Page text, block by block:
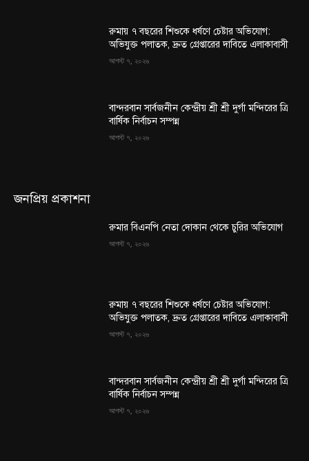
রুমায় ৭ বছরের শিশুকে ধর্ষণে চেষ্টার অভিযোগ:
অভিযুক্ত পলাতক, দ্রুত গ্রেপ্তারের দাবিতে এলাকাবাসী
আগস্ট ৭, ২০২৬
বান্দরবান সার্বজনীন কেন্দ্রীয় শ্রী শ্রী দুর্গা মন্দিরের ত্রি
বার্ষিক নির্বাচন সম্পন্ন
আগস্ট ৭, ২০২৬
জনপ্রিয় প্রকাশনা
রুমার বিএনপি নেতা দোকান থেকে চুরির অভিযোগ
আগস্ট ৭, ২০২৬
রুমায় ৭ বছরের শিশুকে ধর্ষণে চেষ্টার অভিযোগ:
অভিযুক্ত পলাতক, দ্রুত গ্রেপ্তারের দাবিতে এলাকাবাসী
আগস্ট ৭, ২০২৬
বান্দরবান সার্বজনীন কেন্দ্রীয় শ্রী শ্রী দুর্গা মন্দিরের ত্রি
বার্ষিক নির্বাচন সম্পন্ন
আগস্ট ৭, ২০২৬